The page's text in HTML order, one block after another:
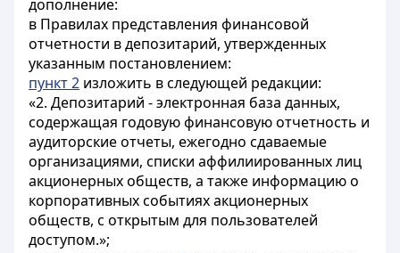
дополнение:
в Правилах представления финансовой
отчетности в депозитарий, утвержденных
указанным постановлением:
пункт 2 изложить в следующей редакции:
«2. Депозитарий - электронная база данных,
содержащая годовую финансовую отчетность и
аудиторские отчеты, ежегодно сдаваемые
организациями, списки аффилиированных лиц
акционерных обществ, а также информацию о
корпоративных событиях акционерных
обществ, с открытым для пользователей
доступом.»;